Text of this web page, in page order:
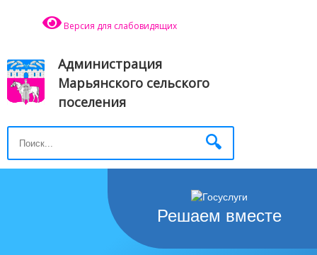
Версия для слабовидящих
Администрация
Марьянского сельского
поселения
Решаем вместе